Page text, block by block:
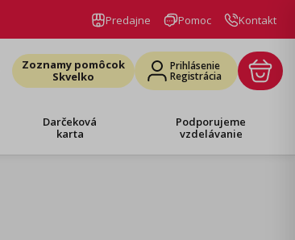
Predajne Pomoc Kontakt
Zoznamy pomôcok
Skvelko
Prihlásenie
Registrácia
Darčeková
karta
Podporujeme
vzdelávanie